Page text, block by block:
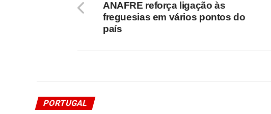
ANAFRE reforça ligação às
freguesias em vários pontos do
país
PORTUGAL